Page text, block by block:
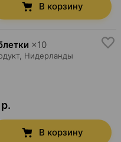
В корзину
×10
, Нидерланды
В корзину